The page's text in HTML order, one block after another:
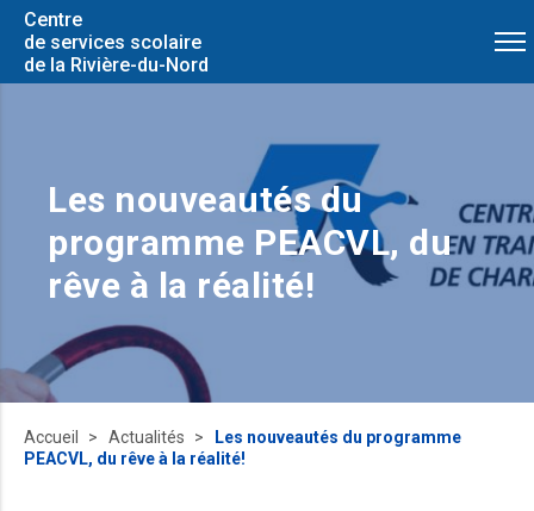
Centre
de services scolaire
de la Rivière-du-Nord
Les nouveautés du
programme PEACVL, du
rêve à la réalité!
Accueil Actualités
Les nouveautés du programme
PEACVL, du rêve à la réalité!